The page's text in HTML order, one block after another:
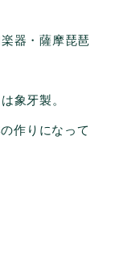
器・薩摩琵琶
象牙製。
作りになって